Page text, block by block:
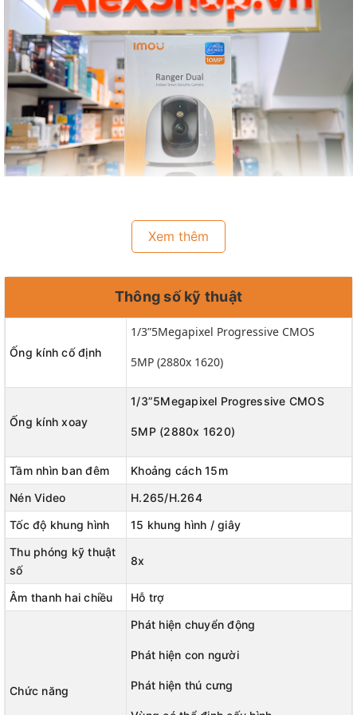
👉 2 Ống kính
+ 5 MP cho ống kính cố định
Xem thêm
Thông số kỹ thuật
Ống kính cố định
1/3”5Megapixel Progressive CMOS
5MP (2880x 1620)
Ống kính xoay
1/3”5Megapixel Progressive CMOS
5MP (2880x 1620)
Tầm nhìn ban đêm
Khoảng cách 15m
Nén Video
H.265/H.264
Tốc độ khung hình
15 khung hình / giây
Thu phóng kỹ thuật
số
8x
Âm thanh hai chiều Hỗ trợ
Chức năng
Phát hiện chuyển động
Phát hiện con người
Phát hiện thú cưng